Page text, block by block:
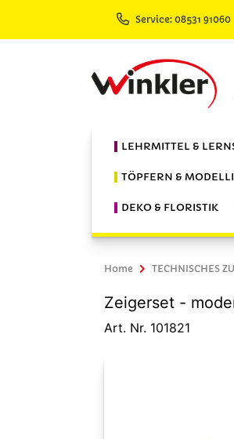
Service: 08531 91060
LEHRMITTEL &
TÖPFERN &
DEKO & FLORISTIK
Home TECHNISCHES
Zeigerset -
Art. Nr. 101821